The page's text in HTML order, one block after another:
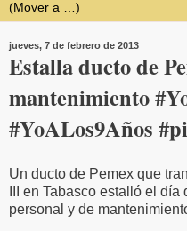
jueves, 7 de febrero de 2013
Estalla ducto de
mantenimiento
#YoALos9Años
Un ducto de Pemex que
III en Tabasco estalló el
personal y de